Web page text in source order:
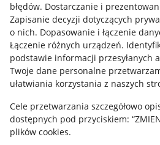
błędów. Dostarczanie i
Zapisanie decyzji dotyczących
o nich. Dopasowanie i łączenie
Łączenie różnych urządzeń.
podstawie informacji przesyłanych
Twoje dane personalne
ułatwiania korzystania z naszych
Cele przetwarzania szczegółowo
dostępnych pod przyciskiem:
plików cookies.
Informacje prawne
Regulamin
Polityka plików "cookies"
Ustawienia plików "cookies"
Udostępnianie lokalizacji
Informacje dla Aktu o Usługach